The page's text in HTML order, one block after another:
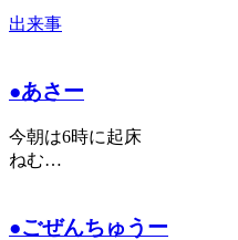
出来事
●あさー
今朝は6時に起床
ねむ…
●ごぜんちゅうー